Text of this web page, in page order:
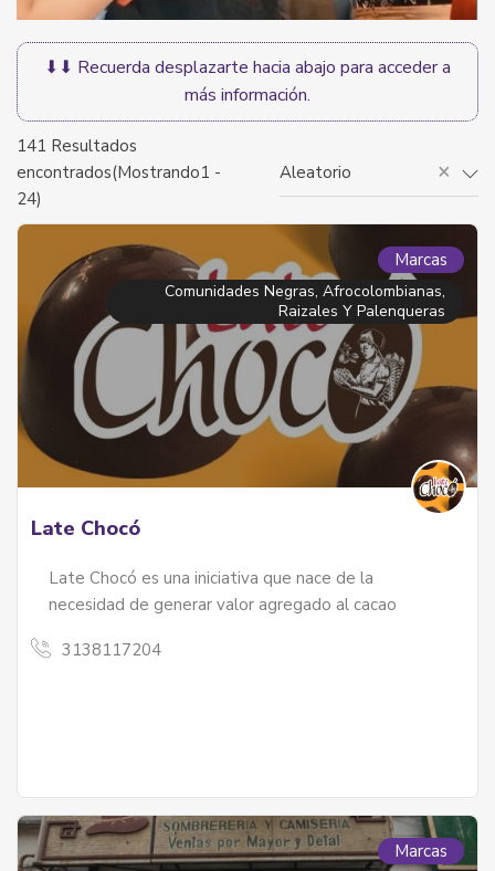
⬇⬇ Recuerda desplazarte hacia abajo para acceder a
más información.
141 Resultados
encontrados(Mostrando1 -
24)
×
Aleatorio
Marcas
Comunidades Negras, Afrocolombianas,
Raizales Y Palenqueras
Late Chocó
Late Chocó es una iniciativa que nace de la
necesidad de generar valor agregado al cacao
3138117204
Marcas